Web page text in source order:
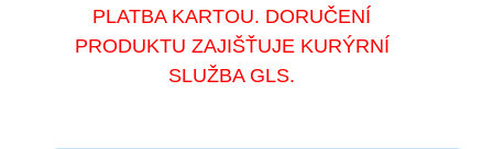
PLATBA KARTOU. DORUČENÍ
PRODUKTU ZAJIŠŤUJE KURÝRNÍ
SLUŽBA GLS.